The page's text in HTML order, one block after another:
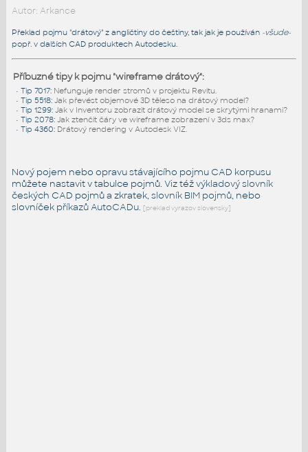
Autor: Arkance
Překlad pojmu "drátový" z angličtiny do češtiny, tak jak je používán -všude-
popř. v dalších CAD produktech Autodesku.
Příbuzné tipy k pojmu "wireframe drátový":
• Tip 7017: Nefunguje render stromů v projektu Revitu.
• Tip 5518: Jak převést objemové 3D těleso na drátový model?
• Tip 1299: Jak v Inventoru zobrazit drátový model se skrytými hranami?
• Tip 2078: Jak ztenčit čáry ve wireframe zobrazení v 3ds max?
• Tip 4360: Drátový rendering v Autodesk VIZ.
Nový pojem nebo opravu stávajícího pojmu CAD korpusu
můžete nastavit v tabulce pojmů. Viz téžvýkladový slovník
českých CAD pojmů a zkratek,slovník BIM pojmů, nebo
slovníček příkazů AutoCADu. [preklad vyrazov slovensky]